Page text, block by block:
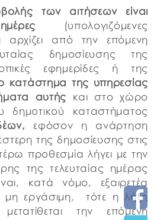
των αιτήσεων είναι
(υπολογιζόμενες
αρχίζει από την επόμενη
δημοσίευσης της
εφημερίδες ή της
κατάστημα της υπηρεσίας
αυτής και στο χώρο
δημοτικού καταστήματος
εφόσον η ανάρτηση
της δημοσίευσης στις
προθεσμία λήγει με την
της τελευταίας ημέρας
κατά νόμο, εξαιρετέα
μη εργάσιμη, τότε η λήξη
την επόμενη